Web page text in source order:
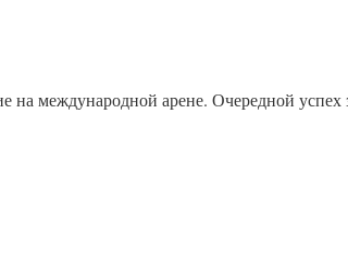
международной арене. Очередной успех